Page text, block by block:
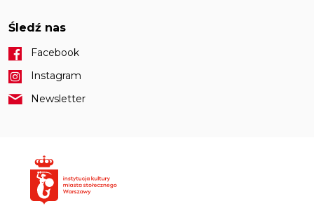
Śledź nas
Facebook
Instagram
Newsletter